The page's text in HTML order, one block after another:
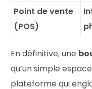
Point de vente
(POS)
En définitive, une
qu’un simple
plateforme qui